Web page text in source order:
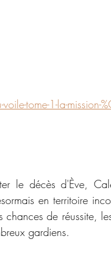
tome-1-la-mission-
le décès d'Ève,
en territoire
de réussite,
gardiens.